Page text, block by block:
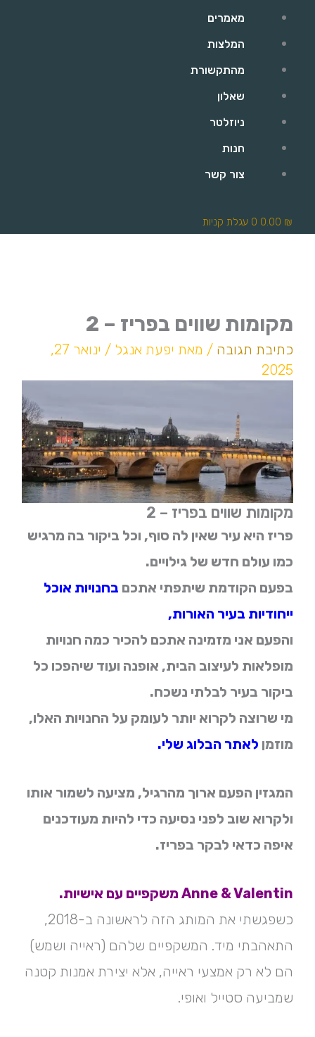
מאמרים
המלצות
מהתקשורת
שאלון
ניוזלטר
חנות
צור קשר
0.00 ₪
0 עגלת קניות
מקומות שווים בפריז – 2
כתיבת תגובה / מאת יפעת אנגל /
ינואר 27,
2025
מקומות שווים בפריז – 2
פריז היא עיר שאין לה סוף, וכל ביקור בה מרגיש
כמו עולם חדש של גילויים.
בפעם הקודמת שיתפתי אתכם בחנויות אוכל
ייחודיות בעיר האורות,
והפעם אני מזמינה אתכם להכיר כמה חנויות
מופלאות לעיצוב הבית, אופנה ועוד שיהפכו כל
ביקור בעיר לבלתי נשכח.
מי שרוצה לקרוא יותר לעומק על החנויות האלו,
מוזמן לאתר הבלוג שלי.
המגזין הפעם ארוך מהרגיל, מציעה לשמור אותו
ולקרוא שוב לפני נסיעה כדי להיות מעודכנים
איפה כדאי לבקר בפריז.
Anne & Valentin משקפיים עם אישיות.
כשפגשתי את המותג הזה לראשונה ב-2018,
התאהבתי מיד. המשקפיים שלהם (ראייה ושמש)
הם לא רק אמצעי ראייה, אלא יצירת אמנות קטנה
שמביעה סטייל ואופי.